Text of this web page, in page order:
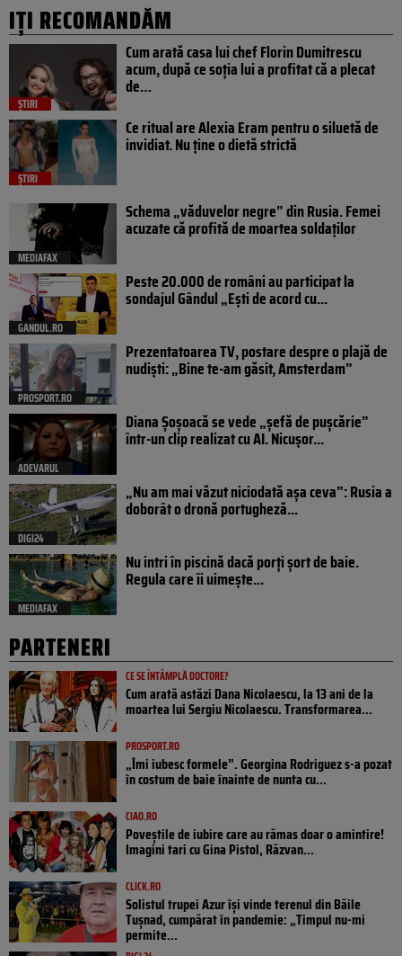
IȚI RECOMANDĂM
ȘTIRI
Cum arată casa lui chef Florin Dumitrescu
acum, după ce soția lui a profitat că a plecat
de…
ȘTIRI
Ce ritual are Alexia Eram pentru o siluetă de
invidiat. Nu ține o dietă strictă
MEDIAFAX
Schema „văduvelor negre” din Rusia. Femei
acuzate că profită de moartea soldaților
GANDUL.RO
Peste 20.000 de români au participat la
sondajul Gândul „Ești de acord cu...
PROSPORT.RO
Prezentatoarea TV, postare despre o plajă de
nudiști: „Bine te-am găsit, Amsterdam”
ADEVARUL
Diana Șoșoacă se vede „șefă de pușcărie”
într-un clip realizat cu AI. Nicușor...
DIGI24
„Nu am mai văzut niciodată așa ceva”: Rusia a
doborât o dronă portugheză...
MEDIAFAX
Nu intri în piscină dacă porți șort de baie.
Regula care îi uimește...
PARTENERI
CE SE ÎNTÂMPLĂ DOCTORE?
Cum arată astăzi Dana Nicolaescu, la 13 ani de la
moartea lui Sergiu Nicolaescu. Transformarea...
PROSPORT.RO
„Îmi iubesc formele”. Georgina Rodriguez s-a pozat
în costum de baie înainte de nunta cu...
CIAO.RO
Poveştile de iubire care au rămas doar o amintire!
Imagini tari cu Gina Pistol, Răzvan...
CLICK.RO
Solistul trupei Azur își vinde terenul din Băile
Tușnad, cumpărat în pandemie: „Timpul nu-mi
permite...